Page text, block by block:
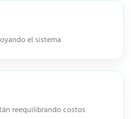
el sistema
reequilibrando costos